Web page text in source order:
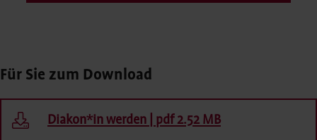
Für Sie zum Download
Diakon*in werden | pdf 2.52 MB